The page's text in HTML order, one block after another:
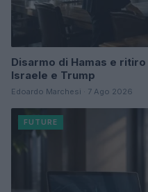
Disarmo di Hamas e
Israele e Trump
Edoardo Marchesi · 7 Ago 2026
FUTURE